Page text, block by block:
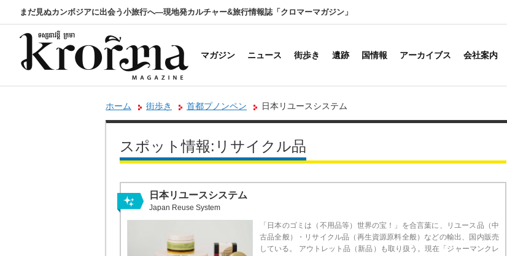
まだ見ぬカンボジアに出会う小旅行へ―現地発カルチャー&旅行情報誌「クロマーマガジン」
マガジン ニュース 街歩き 遺跡 国情報 アーカイブス 会社案内
ホーム 街歩き 首都プノンペン 日本リユースシステム
スポット情報:リサイクル品
日本リユースシステム
Japan Reuse System
「日本のゴミは（不用品等）世界の宝！」を合言葉に、リユース品（中
古品全般）・リサイクル品（再生資源原料全般）などの輸出、国内販売
している。 アウトレット品（新品）も取り扱う。現在「ジャーマンクレ